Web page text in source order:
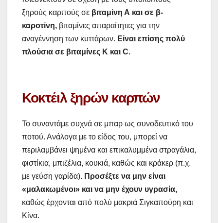
ξηρούς καρπούς σε βιταμίνη Α και σε β-
καροτίνη, βιταμίνες απαραίτητες για την
αναγέννηση των κυττάρων. Είναι επίσης πολύ
πλούσια σε βιταμίνες Κ και C.
Κοκτέιλ ξηρών καρπών
Το συναντάμε συχνά σε μπαρ ως συνοδευτικό του
ποτού. Ανάλογα με το είδος του, μπορεί να
περιλαμβάνει ψημένα και επικαλυμμένα στραγάλια,
φιστίκια, μπιζέλια, κουκιά, καθώς και κράκερ (π.χ.
με γεύση γαρίδα). Προσέξτε να μην είναι
«μαλακωμένοι» και να μην έχουν υγρασία,
καθώς έρχονται από πολύ μακριά Σιγκαπούρη και
Κίνα.